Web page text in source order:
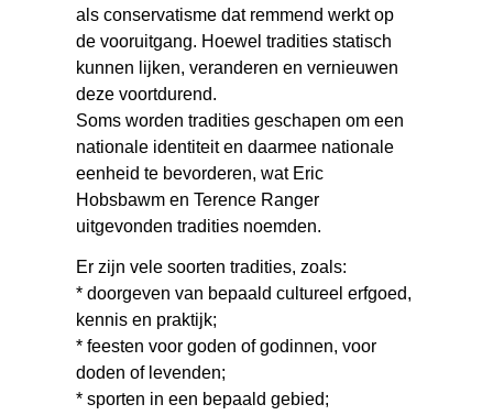
als conservatisme dat remmend werkt op
de vooruitgang. Hoewel tradities statisch
kunnen lijken, veranderen en vernieuwen
deze voortdurend.
Soms worden tradities geschapen om een
nationale identiteit en daarmee nationale
eenheid te bevorderen, wat Eric
Hobsbawm en Terence Ranger
uitgevonden tradities noemden.
Er zijn vele soorten tradities, zoals:
* doorgeven van bepaald cultureel erfgoed,
kennis en praktijk;
* feesten voor goden of godinnen, voor
doden of levenden;
* sporten in een bepaald gebied;